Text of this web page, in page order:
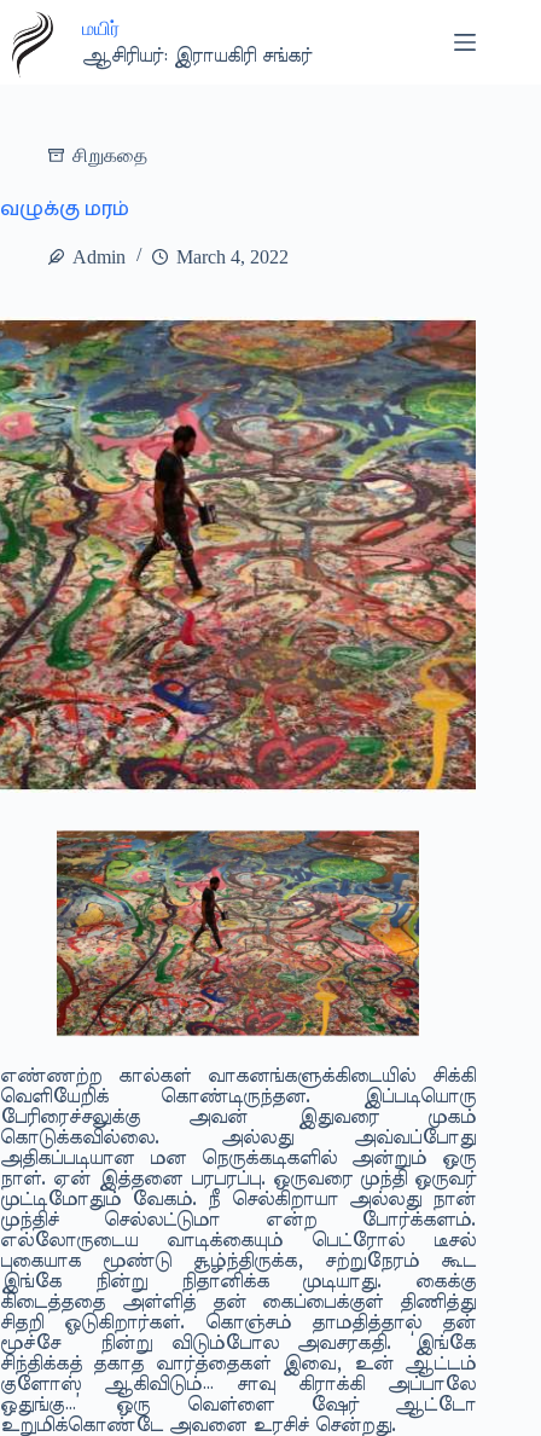
content
மயிர்
ஆசிரியர்: இராயகிரி சங்கர்
சிறுகதை
வழுக்கு மரம்
Admin March 4, 2022
எண்ணற்ற கால்கள் வாகனங்களுக்கிடையில் சிக்கி
வெளியேறிக் கொண்டிருந்தன. இப்படியொரு
பேரிரைச்சலுக்கு அவன் இதுவரை முகம்
கொடுக்கவில்லை. அல்லது அவ்வப்போது
அதிகப்படியான மன நெருக்கடிகளில் அன்றும் ஒரு
நாள். ஏன் இத்தனை பரபரப்பு. ஒருவரை முந்தி ஒருவர்
முட்டிமோதும் வேகம். நீ செல்கிறாயா அல்லது நான்
முந்திச் செல்லட்டுமா என்ற போர்க்களம்.
எல்லோருடைய வாடிக்கையும் பெட்ரோல் டீசல்
புகையாக மூண்டு சூழ்ந்திருக்க, சற்றுநேரம் கூட
இங்கே நின்று நிதானிக்க முடியாது. கைக்கு
கிடைத்ததை அள்ளித் தன் கைப்பைக்குள் திணித்து
சிதறி ஓடுகிறார்கள். கொஞ்சம் தாமதித்தால் தன்
மூச்சே நின்று விடும்போல அவசரகதி. ‘இங்கே
சிந்திக்கத் தகாத வார்த்தைகள் இவை, உன் ஆட்டம்
குளோஸ் ஆகிவிடும்… சாவு கிராக்கி அப்பாலே
ஒதுங்கு…’ ஒரு வெள்ளை ஷேர் ஆட்டோ
உறுமிக்கொண்டே அவனை உரசிச் சென்றது.